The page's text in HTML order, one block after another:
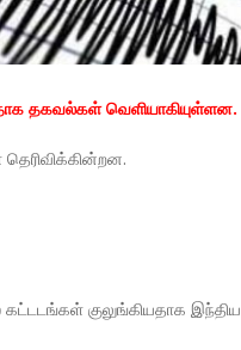
தகவல்கள் வெளியாகியுள்ளன.
கட்டடங்கள் குலுங்கியதாக இந்திய